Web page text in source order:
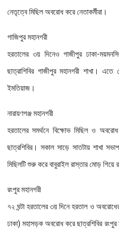
নেতৃত্বে মিছিল অবরোধ করে নেতাকর্মীরা।
গাজিপুর মহানগরী
হরতালের ৩য় দিনেও গাজীপুর ঢাকা-
ছাত্রাশিবির গাজীপুর মহানগরী শাখা।
ইমতিয়াজ।
নারায়ণগঞ্জ মহানগরী
হরতালের সমর্থনে বিক্ষোভ মিছিল ও অবরোধ
ছাত্রশিবির। সকাল সাড়ে সাতটায় শাখা
মিছিলটি শুরু করে বাবুরাইল রাস্তার মোড়
রংপুর মহানগরী
৭২ ঘন্টা হরতালের ৩য় দিনে হরতাল ও
ঢাকা) মহাসড়ক অবরোধ করে ছাত্রশিবির